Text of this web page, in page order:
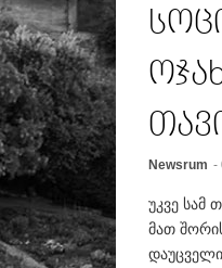
Newsrum -
უკვე სამ
მათ